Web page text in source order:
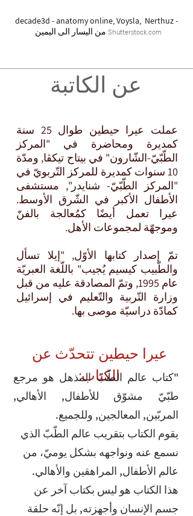
عملت عيرا حيطين طوال 25 سنة
كمديرة ومحاضرة في "المركز
الطّبّيّ-الشّارون" في بيتاح تيكڤا, ومدّة
10 سنوات كمديرة للمركز التّربويّ في
"المركز الطّبّيّ- شنايدر", مستشفى
الأطفال الأكبر في الشّرق الأوسط.
عيرا تعمل أيضًا كمُعالجة بالفنّ
وموجهّة لمجموعات الأهل.
تمّ إصدار كتابها الأوّل, "إيلا تسأل
والطّبيب كيسيم يُجيب" باللّغة العبريّة
عام 1995, وتمّ المصادقة عليه من قبل
وزارة التّربية والتّعليم في إسرائيل
كمادّة دراسيّة موصى بها.
عن الكاتبة
decade3d - anatomy online, Voysla, Nerthuz -
Shutterstock.com
عيرا حيطين تتحدّث عن
الكتاب:
"كتاب عالم الطّبّ المذهل هو مرجع
طبّيّ مشوّق للأطفال, الأهالي,
المربّين, المعالجين, وللجميع.
يقوم الكتاب بتقريب عالم الطّبّ الذي
نسمع عنه ونواجهه بشكل يوميّ، من
عالم الأطفال, المراهقين والأهالي.
هذا الكتاب هو ليس بكتاب آخر عن
جسم الإنسان وأجهزته, بل إنّه حلقة